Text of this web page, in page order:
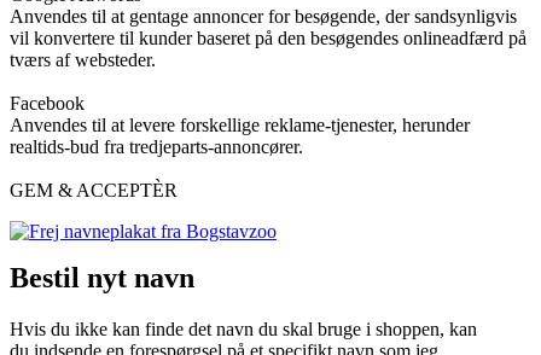
Anvendes til at gentage annoncer for besøgende, der sandsynligvis
vil konvertere til kunder baseret på den besøgendes onlineadfærd på
tværs af websteder.
Facebook
Anvendes til at levere forskellige reklame-tjenester, herunder
realtids-bud fra tredjeparts-annoncører.
GEM & ACCEPTÈR
Bestil nyt navn
Hvis du ikke kan finde det navn du skal bruge i shoppen, kan
du indsende en forespørgsel på et specifikt navn som jeg